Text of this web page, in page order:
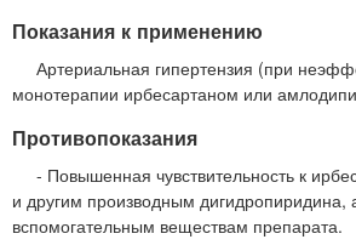
Показания к применению
Артериальная гипертензия (при
монотерапии ирбесартаном или
Противопоказания
- Повышенная чувствительность к
и другим производным дигидропиридина,
вспомогательным веществам препарата.